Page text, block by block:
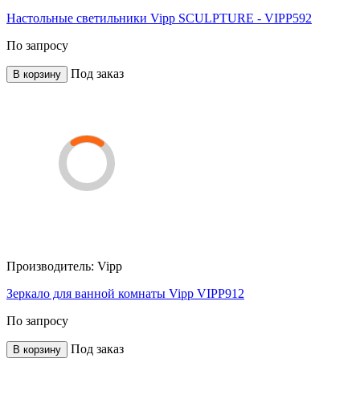
Настольные светильники Vipp SCULPTURE - VIPP592
По запросу
В корзину Под заказ
Производитель: Vipp
Зеркало для ванной комнаты Vipp VIPP912
По запросу
В корзину Под заказ